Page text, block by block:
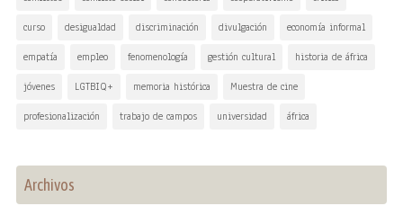
curso desigualdad discriminación divulgación economía informal
empatía empleo fenomenología gestión cultural historia de áfrica
jóvenes LGTBIQ+ memoria histórica Muestra de cine
profesionalización trabajo de campos universidad áfrica
Archivos